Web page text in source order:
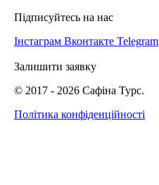
Підписуйтесь на нас
Інстаграм Вконтакте Telegram
Залишити заявку
© 2017 - 2026 Сафіна Турс.
Політика конфіденційності